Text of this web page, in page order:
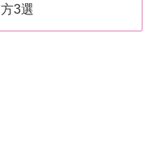
3選